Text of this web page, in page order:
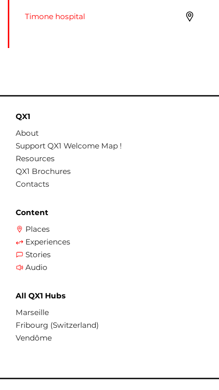
Timone hospital
QX1
About
Support QX1 Welcome Map !
Resources
QX1 Brochures
Contacts
Content
Places
Experiences
Stories
Audio
All QX1 Hubs
Marseille
Fribourg (Switzerland)
Vendôme